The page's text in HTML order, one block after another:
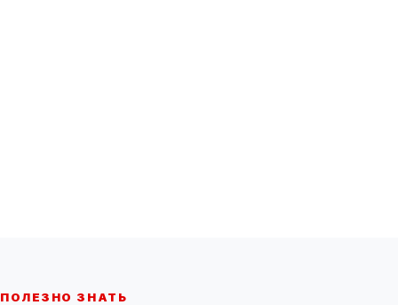
ПОЛЕЗНО ЗНАТЬ